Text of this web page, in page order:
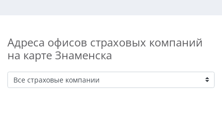
Адреса офисов страховых компаний
на карте Знаменска